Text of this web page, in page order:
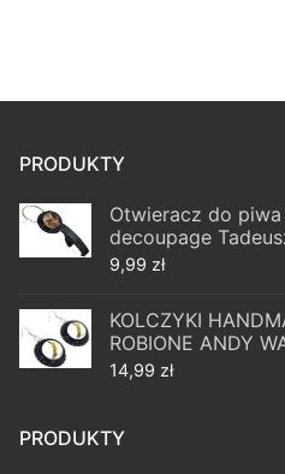
PRODUKTY
Otwieracz do
decoupage
9,99 zł
KOLCZYKI
ROBIONE ANDY
14,99 zł
PRODUKTY